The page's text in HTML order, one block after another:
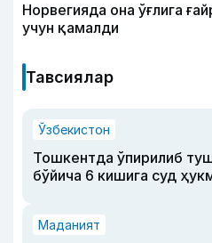
Норвегияда она ўғлига
учун қамалди
Тавсиялар
Ўзбекистон
Тошкентда ўпирилиб
бўйича 6 кишига суд
Маданият